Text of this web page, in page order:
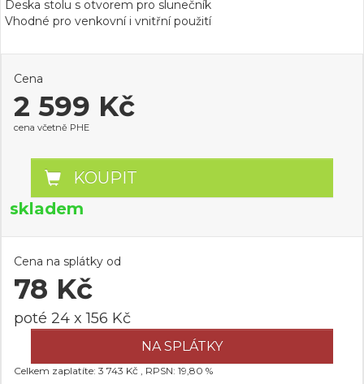
Deska stolu s otvorem pro slunečník
Vhodné pro venkovní i vnitřní použití
Cena
2 599 Kč
cena včetně PHE
KOUPIT
skladem
Cena na splátky od
78 Kč
poté 24 x 156 Kč
NA SPLÁTKY
Celkem zaplatíte: 3 743 Kč , RPSN: 19,80 %